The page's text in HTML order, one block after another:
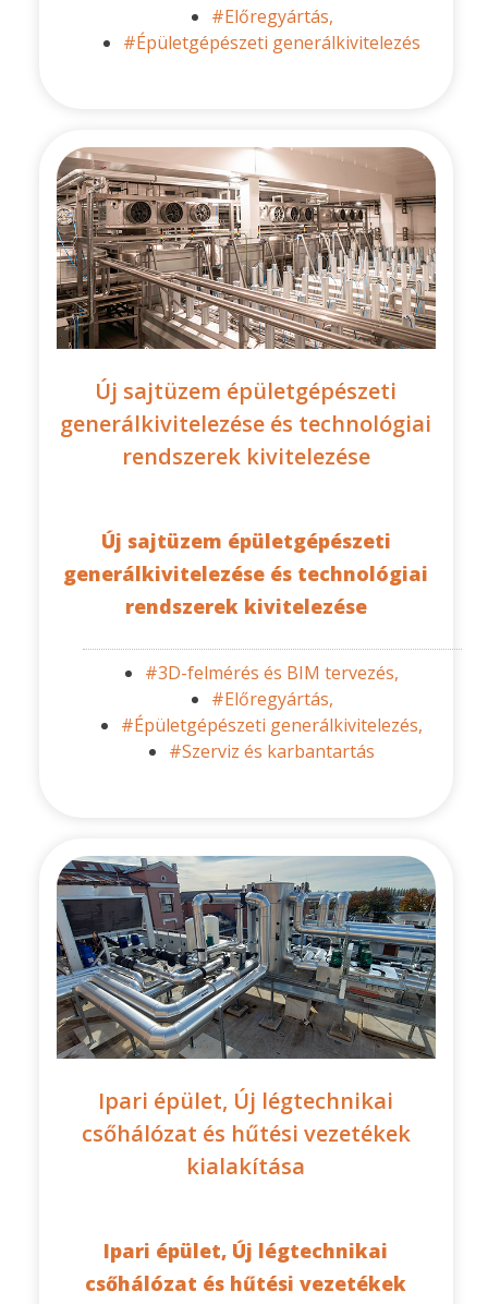
#Előregyártás,
#Épületgépészeti generálkivitelezés
Új sajtüzem épületgépészeti
generálkivitelezése és technológiai
rendszerek kivitelezése
Új sajtüzem épületgépészeti
generálkivitelezése és technológiai
rendszerek kivitelezése
#3D-felmérés és BIM tervezés,
#Előregyártás,
#Épületgépészeti generálkivitelezés,
#Szerviz és karbantartás
Ipari épület, Új légtechnikai
csőhálózat és hűtési vezetékek
kialakítása
Ipari épület, Új légtechnikai
csőhálózat és hűtési vezetékek